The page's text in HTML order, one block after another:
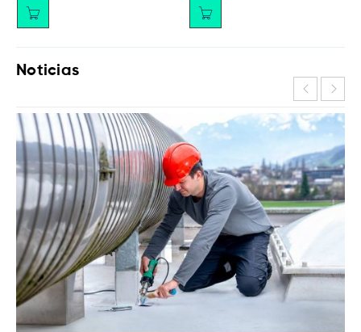
Noticias